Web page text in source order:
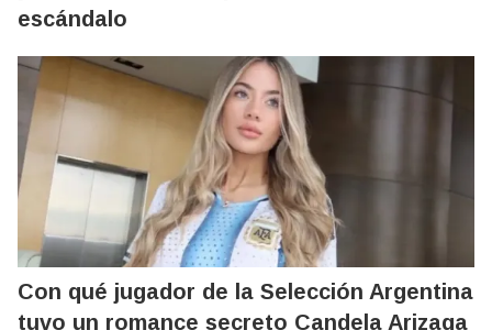
escándalo
Con qué jugador de la Selección Argentina
tuvo un romance secreto Candela Arizaga